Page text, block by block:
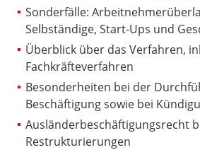
Sonderfälle:
Selbständige, Start-Ups und
Überblick über das Verfahren,
Fachkräfteverfahren
Besonderheiten bei der
Beschäftigung sowie bei
Ausländerbeschäftigungsrecht
Restrukturierungen